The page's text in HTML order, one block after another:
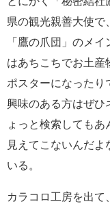
県の観光親善大使で、
「鷹の爪団」のメ
はあちこちでお土産
ポスターになったり
興味のある方はぜ
ょっと検索してもあ
見えてこないんだ
いる。
カラコロ工房を出て